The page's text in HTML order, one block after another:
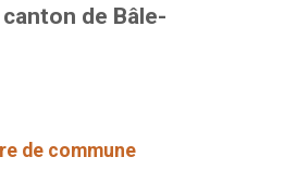
de Bâle-
de commune